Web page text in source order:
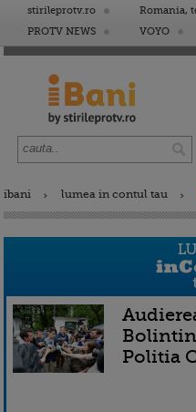
stirileprotv.ro Romania,
PROTV NEWS
VOYO
ibani lumea in contul tau
Politia